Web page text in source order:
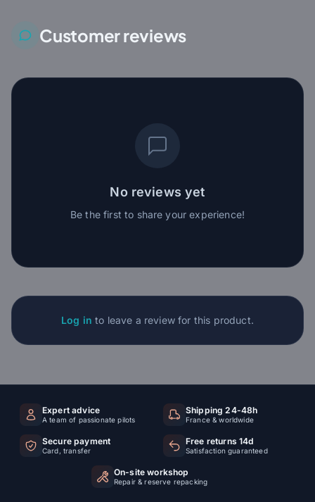
Customer reviews
No reviews yet
Be the first to share your experience!
Log in to leave a review for this product.
Expert advice
A team of passionate pilots
Shipping 24-48h
France & worldwide
Secure payment
Card, transfer
Free returns 14d
Satisfaction guaranteed
On-site workshop
Repair & reserve repacking